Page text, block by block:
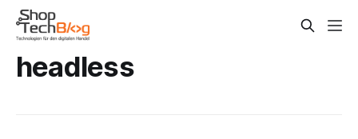
headless